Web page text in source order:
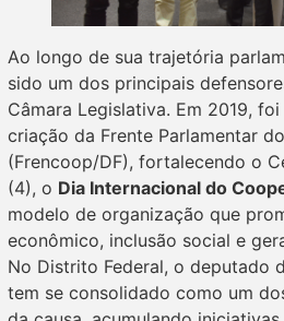
Ao longo de sua trajetória
sido um dos principais
Câmara Legislativa. Em 2019,
criação da Frente Parlamentar
(Frencoop/DF), fortalecendo o
(4), o Dia Internacional do
modelo de organização que
econômico, inclusão social e
No Distrito Federal, o deputado
tem se consolidado como um